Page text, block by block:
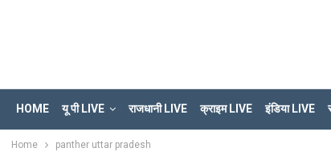
HOME यू पी LIVE राजधानी LIVE क्राइम LIVE इंडिया LIVE
Home panther uttar pradesh